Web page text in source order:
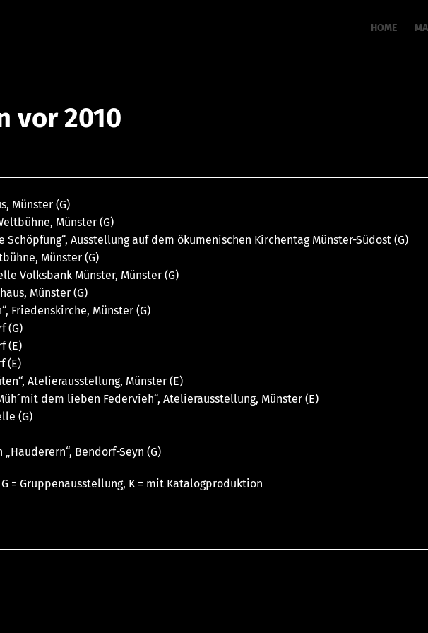
HOME
vor 2010
Münster (G)
Münster (G)
Schöpfung“, Ausstellung auf dem ökumenischen Kirchentag Münster-Südost (G)
Münster (G)
Volksbank Münster, Münster (G)
Münster (G)
Friedenskirche, Münster (G)
(G)
(E)
(E)
Atelierausstellung, Münster (E)
dem lieben Federvieh“, Atelierausstellung, Münster (E)
(G)
„Hauderern“, Bendorf-Seyn (G)
= Gruppenausstellung, K = mit Katalogproduktion